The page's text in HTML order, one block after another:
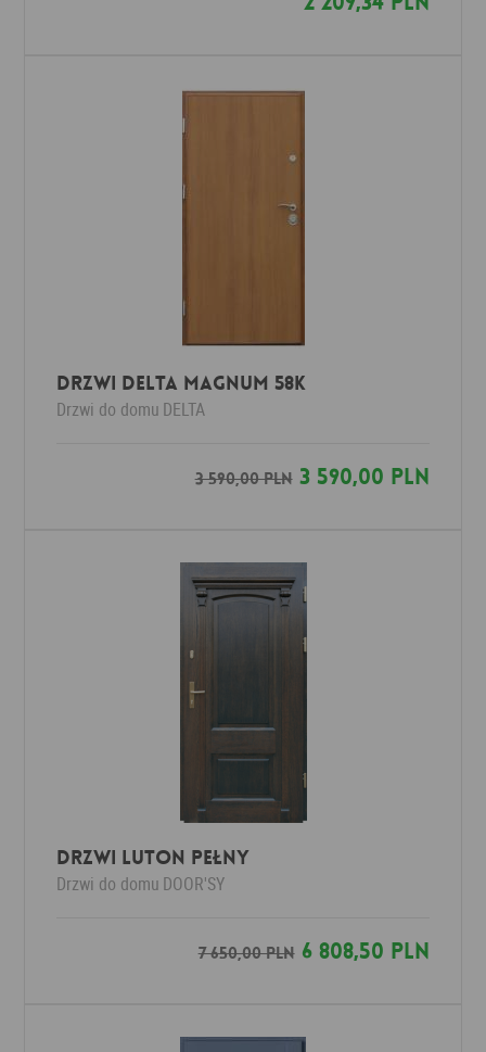
Drzwi Delta MAGNUM 58K
Drzwi do domu DELTA
3 590,00 PLN3 590,00 PLN
Drzwi Luton Pełny
Drzwi do domu DOOR'SY
7 650,00 PLN6 808,50 PLN